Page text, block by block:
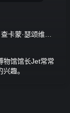
查卡蒙·瑟颂维塔亚
物馆馆长Jet常常
趣。